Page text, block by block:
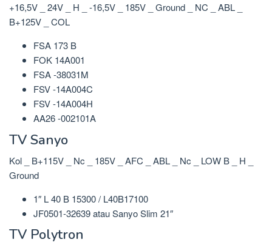
+16,5V _ 24V _ H _ -16,5V _ 185V _ Ground _ NC _ ABL _
B+125V _ COL
FSA 173 B
FOK 14A001
FSA -38031M
FSV -14A004C
FSV -14A004H
AA26 -002101A
TV Sanyo
Kol _ B+115V _ Nc _ 185V _ AFC _ ABL _ Nc _ LOW B _ H _
Ground
1″ L 40 B 15300 / L40B17100
JF0501-32639 atau Sanyo Slim 21″
TV Polytron